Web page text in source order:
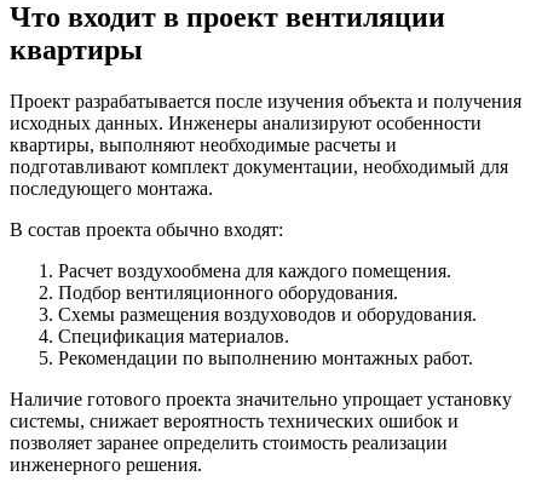
Что входит в проект вентиляции
квартиры
Проект разрабатывается после изучения объекта и получения
исходных данных. Инженеры анализируют особенности
квартиры, выполняют необходимые расчеты и
подготавливают комплект документации, необходимый для
последующего монтажа.
В состав проекта обычно входят:
Расчет воздухообмена для каждого помещения.
Подбор вентиляционного оборудования.
Схемы размещения воздуховодов и оборудования.
Спецификация материалов.
Рекомендации по выполнению монтажных работ.
Наличие готового проекта значительно упрощает установку
системы, снижает вероятность технических ошибок и
позволяет заранее определить стоимость реализации
инженерного решения.